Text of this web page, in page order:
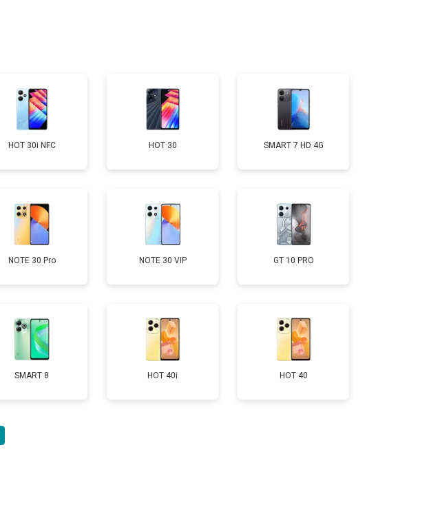
от 60 мин от 1400 ₽
от 60 мин от 950 ₽ Заказать
от 50 мин от 1750 ₽ Заказать
HOT 30i NFC HOT 30 SMART 7 HD 4G
NOTE 30 Pro NOTE 30 VIP GT 10 PRO
SMART 8 HOT 40i HOT 40